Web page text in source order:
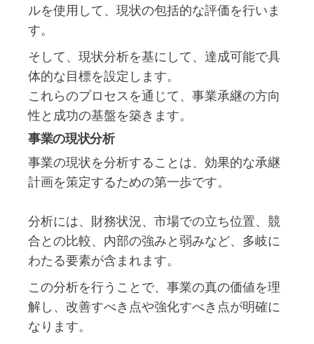
ルを使用して、現状の包括的な評価を行いま
す。
そして、現状分析を基にして、達成可能で具
体的な目標を設定します。
これらのプロセスを通じて、事業承継の方向
性と成功の基盤を築きます。
事業の現状分析
事業の現状を分析することは、効果的な承継
計画を策定するための第一歩です。
分析には、財務状況、市場での立ち位置、競
合との比較、内部の強みと弱みなど、多岐に
わたる要素が含まれます。
この分析を行うことで、事業の真の価値を理
解し、改善すべき点や強化すべき点が明確に
なります。